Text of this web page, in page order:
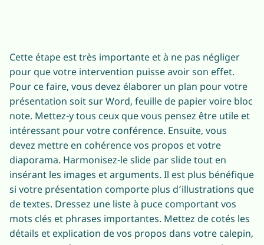
Cette étape est très importante et à ne pas négliger
pour que votre intervention puisse avoir son effet.
Pour ce faire, vous devez élaborer un plan pour votre
présentation soit sur Word, feuille de papier voire bloc
note. Mettez-y tous ceux que vous pensez être utile et
intéressant pour votre conférence. Ensuite, vous
devez mettre en cohérence vos propos et votre
diaporama. Harmonisez-le slide par slide tout en
insérant les images et arguments. Il est plus bénéfique
si votre présentation comporte plus d’illustrations que
de textes. Dressez une liste à puce comportant vos
mots clés et phrases importantes. Mettez de cotés les
détails et explication de vos propos dans votre calepin,